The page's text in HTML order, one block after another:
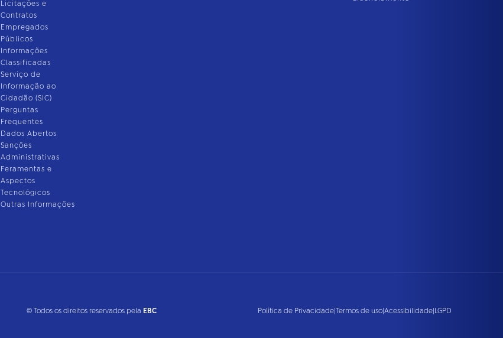
Licitações e
Contratos
Empregados
Públicos
Informações
Classificadas
Serviço de
Informação ao
Cidadão (SIC)
Perguntas
Frequentes
Dados Abertos
Sanções
Administrativas
Feramentas e
Aspectos
Tecnológicos
Outras Informações
© Todos os direitos reservados pela EBC Política de Privacidade|Termos de uso|Acessibilidade|LGPD